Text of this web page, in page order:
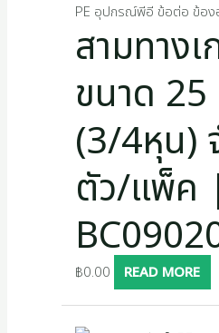
PE อุปกรณ์พีอี ข้อต่อ ข้อ
สามทางเ
ขนาด
(3/4หุน)
ตัว/แพ็ค
฿0.00 READ MORE